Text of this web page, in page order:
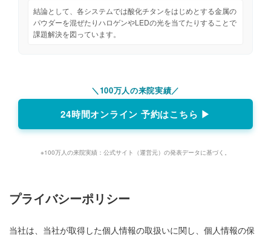
結論として、各システムでは酸化チタンをはじめとする金属の
パウダーを混ぜたりハロゲンやLEDの光を当てたりすることで
課題解決を図っています。
＼100万人の来院実績／
24時間オンライン 予約はこちら ▶
※100万人の来院実績：公式サイト（運営元）の発表データに基づく。
プライバシーポリシー
当社は、当社が取得した個人情報の取扱いに関し、個人情報の保